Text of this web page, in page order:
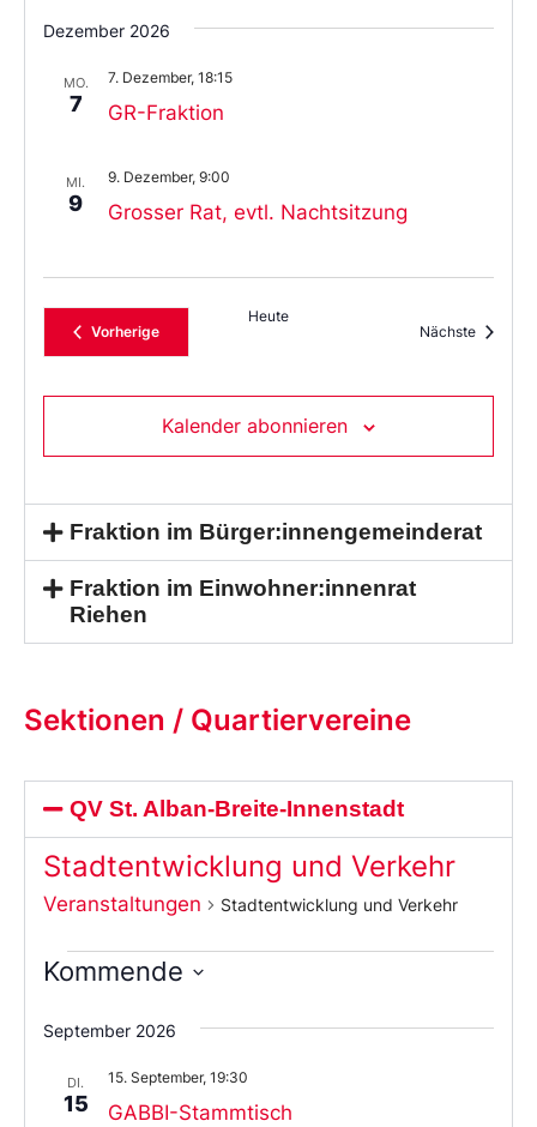
Dezember 2026
MO.
7 GR-Fraktion
7. Dezember, 18:15
MI.
9 Grosser Rat, evtl. Nachtsitzung
9. Dezember, 9:00
VorherigeVeranstaltungen
Heute
Nächste
Kalender abonnieren
Fraktion im Bürger:innengemeinderat
Fraktion im Einwohner:innenrat
Riehen
Sektionen / Quartiervereine
QV St. Alban-Breite-Innenstadt
Stadtentwicklung und Verkehr
Veranstaltungen Stadtentwicklung und Verkehr
Kommende
Sie
das
aus.
September 2026
DI.
15 GABBI-Stammtisch
15. September, 19:30